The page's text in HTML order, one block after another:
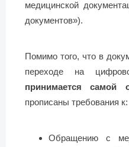
медицинской
документов»).
Помимо того, что в
переходе на
принимается самой
прописаны требования к:
Обращению с